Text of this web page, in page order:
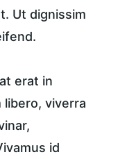
Ut dignissim
erat in
libero, viverra
id